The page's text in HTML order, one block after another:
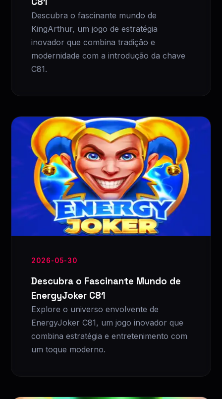
Descubra o fascinante mundo de
KingArthur, um jogo de estratégia
inovador que combina tradição e
modernidade com a introdução da chave
C81.
2026-05-30
Descubra o Fascinante Mundo de
EnergyJoker C81
Explore o universo envolvente de
EnergyJoker C81, um jogo inovador que
combina estratégia e entretenimento com
um toque moderno.